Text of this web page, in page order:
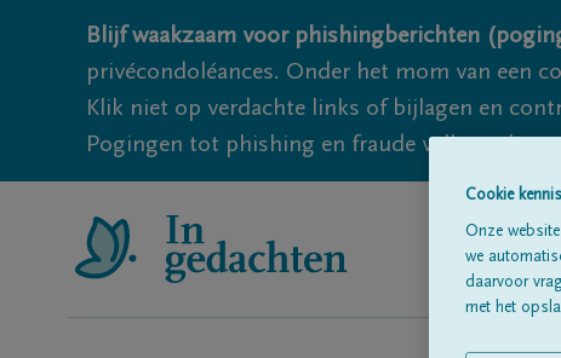
Blijf waakzaam voor phishingberichten
privécondoléances. Onder het mom van een
Klik niet op verdachte links of bijlagen en
Pogingen tot phishing en fraude vallen
Cookie
Onze
we
daarvoor
met het